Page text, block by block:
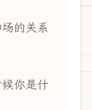
的关系
你是什